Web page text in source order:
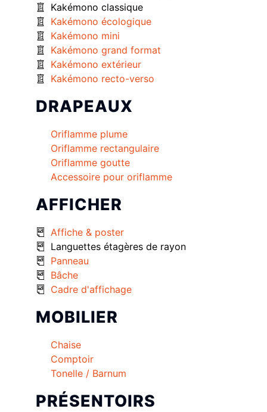
Kakémono classique
Kakémono écologique
Kakémono mini
Kakémono grand format
Kakémono extérieur
Kakémono recto-verso
DRAPEAUX
Oriflamme plume
Oriflamme rectangulaire
Oriflamme goutte
Accessoire pour oriflamme
AFFICHER
Affiche & poster
Languettes étagères de rayon
Panneau
Bâche
Cadre d'affichage
MOBILIER
Chaise
Comptoir
Tonelle / Barnum
PRÉSENTOIRS